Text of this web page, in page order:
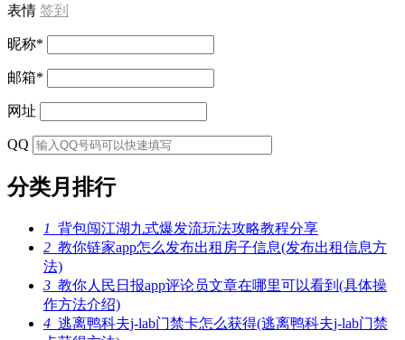
表情 签到
昵称*
邮箱*
网址
QQ
分类月排行
1 背包闯江湖九式爆发流玩法攻略教程分享
2 教你链家app怎么发布出租房子信息(发布出租信息方
法)
3 教你人民日报app评论员文章在哪里可以看到(具体操
作方法介绍)
4 逃离鸭科夫j-lab门禁卡怎么获得(逃离鸭科夫j-lab门禁